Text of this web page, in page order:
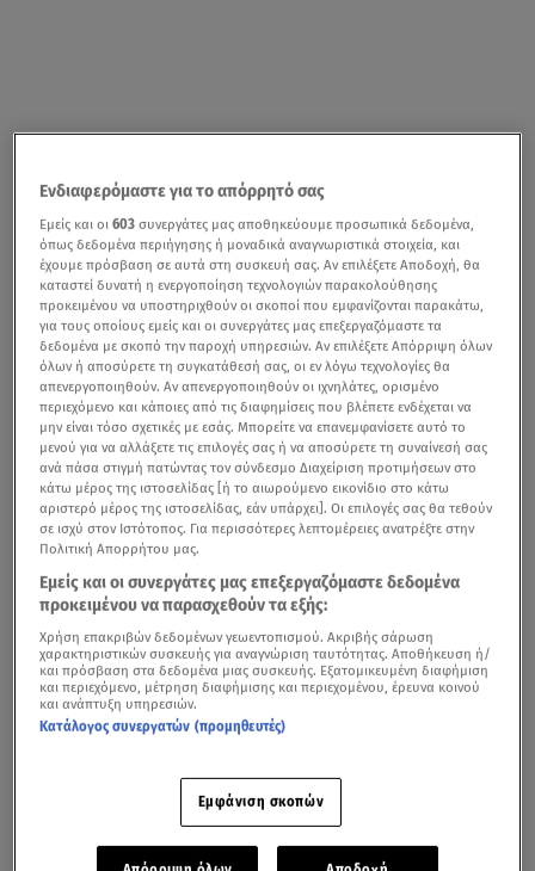
Μετα τον πολιτικό γάμο στο Λας Βέγκας, ηJennifer
Lopezκι οBen Affleckπαντρεύτηκαν ξανά,
διοργανώνοντας μια γαμήλια τελετή-υπερπαραγωγή στο
κτήμα του ηθοποιού στην Τζόρτζια των ΗΠΑ, παρουσία
συγγενών και φίλων.
JLo - Affleck: Ρομαντικό ταξίδι στην Ιταλία μετά τον
γάμο - υπερπαραγωγή
Ενδιαφερόμαστε για το απόρρητό σας
Εμείς και οι603 συνεργάτες μας αποθηκεύουμε προσωπικά δεδομένα,
όπως δεδομένα περιήγησης ή μοναδικά αναγνωριστικά στοιχεία, και
έχουμε πρόσβαση σε αυτά στη συσκευή σας. Αν επιλέξετε Αποδοχή, θα
καταστεί δυνατή η ενεργοποίηση τεχνολογιών παρακολούθησης
προκειμένου να υποστηριχθούν οι σκοποί που εμφανίζονται παρακάτω,
για τους οποίους εμείς και οι συνεργάτες μας επεξεργαζόμαστε τα
δεδομένα με σκοπό την παροχή υπηρεσιών. Αν επιλέξετε Απόρριψη όλων
όλων ή αποσύρετε τη συγκατάθεσή σας, οι εν λόγω τεχνολογίες θα
απενεργοποιηθούν. Αν απενεργοποιηθούν οι ιχνηλάτες, ορισμένο
περιεχόμενο και κάποιες από τις διαφημίσεις που βλέπετε ενδέχεται να
μην είναι τόσο σχετικές με εσάς. Μπορείτε να επανεμφανίσετε αυτό το
μενού για να αλλάξετε τις επιλογές σας ή να αποσύρετε τη συναίνεσή σας
ανά πάσα στιγμή πατώντας τον σύνδεσμο Διαχείριση προτιμήσεων στο
κάτω μέρος της ιστοσελίδας [ή το αιωρούμενο εικονίδιο στο κάτω
αριστερό μέρος της ιστοσελίδας, εάν υπάρχει]. Οι επιλογές σας θα τεθούν
σε ισχύ στον Ιστότοπος. Για περισσότερες λεπτομέρειες ανατρέξτε στην
Πολιτική Απορρήτου μας.
Εμείς και οι συνεργάτες μας επεξεργαζόμαστε δεδομένα
προκειμένου να παρασχεθούν τα εξής:
Χρήση επακριβών δεδομένων γεωεντοπισμού. Ακριβής σάρωση
χαρακτηριστικών συσκευής για αναγνώριση ταυτότητας. Αποθήκευση ή/
και πρόσβαση στα δεδομένα μιας συσκευής. Εξατομικευμένη διαφήμιση
και περιεχόμενο, μέτρηση διαφήμισης και περιεχομένου, έρευνα κοινού
και ανάπτυξη υπηρεσιών.
Κατάλογος συνεργατών (προμηθευτές)
Εμφάνιση σκοπών